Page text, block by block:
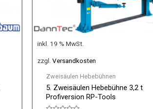
inkl. 19 % MwSt.
zzgl. Versandkosten
Zweisäulen Hebebühnen
5. Zweisäulen Hebebühne 3,2 t
Profiversion RP-Tools